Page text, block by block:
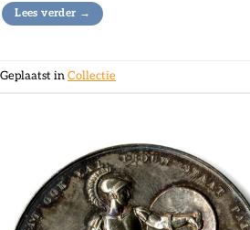
Lees verder →
Geplaatst inCollectie